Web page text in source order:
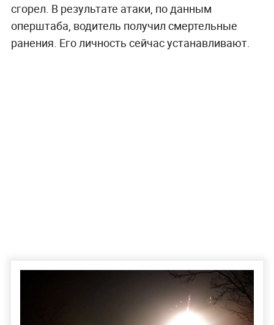
сгорел. В результате атаки, по данным
оперштаба, водитель получил смертельные
ранения. Его личность сейчас устанавливают.